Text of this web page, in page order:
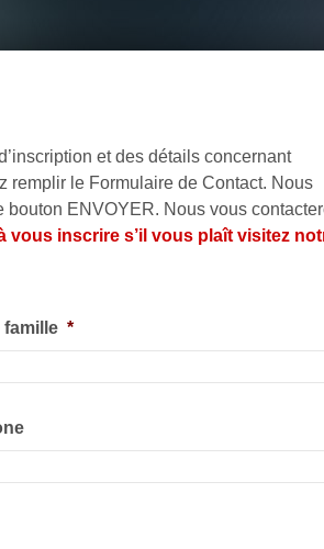
et des détails concernant
remplir le Formulaire de Contact. Nous
ENVOYER. Nous vous
vous inscrire s’il vous plaît visitez
famille *